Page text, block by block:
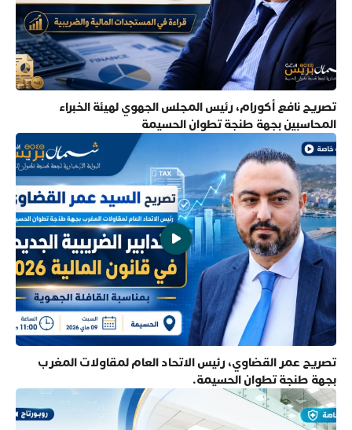
تصريح نافع أكورام، رئيس المجلس الجهوي لهيئة الخبراء
المحاسبين بجهة طنجة تطوان الحسيمة
تصريح عمر القضاوي، رئيس الاتحاد العام لمقاولات المغرب
بجهة طنجة تطوان الحسيمة.